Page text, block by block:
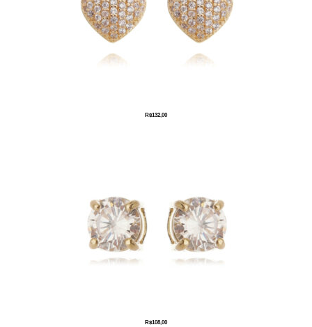
R$132,00
R$108,00